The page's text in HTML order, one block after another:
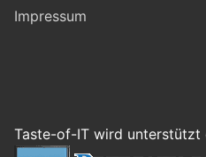
Impressum
Taste-of-IT wird unterstützt